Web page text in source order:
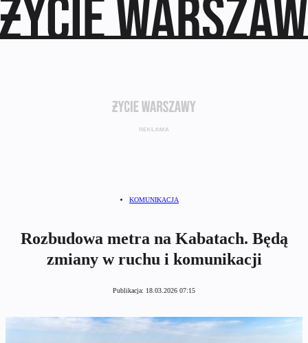
KOMUNIKACJA
Rozbudowa metra na Kabatach. Będą
zmiany w ruchu i komunikacji
Publikacja: 18.03.2026 07:15